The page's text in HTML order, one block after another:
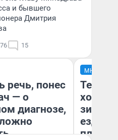
и бывшего
Дмитрия
15
речь, понес
— о
диагнозе,
МНЕНИЕ
Тепло
зимой.
ездит
плюсы